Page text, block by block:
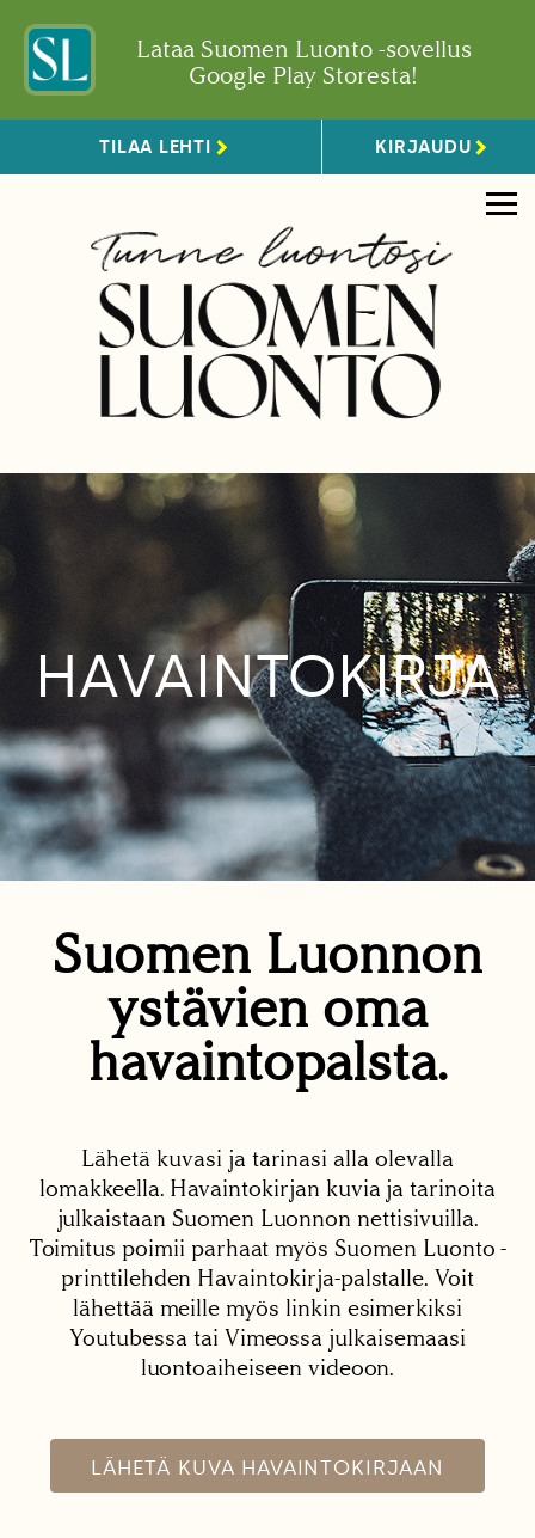
Lataa Suomen Luonto -sovellus
Google Play Storesta!
TILAA LEHTI KIRJAUDU
HAVAINTOKIRJA
Suomen Luonnon
ystävien oma
havaintopalsta.
Lähetä kuvasi ja tarinasi alla olevalla
lomakkeella. Havaintokirjan kuvia ja tarinoita
julkaistaan Suomen Luonnon nettisivuilla.
Toimitus poimii parhaat myös Suomen Luonto -
printtilehden Havaintokirja-palstalle. Voit
lähettää meille myös linkin esimerkiksi
Youtubessa tai Vimeossa julkaisemaasi
luontoaiheiseen videoon.
LÄHETÄ KUVA HAVAINTOKIRJAAN